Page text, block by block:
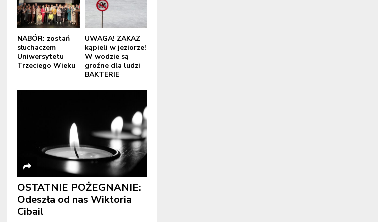
NABÓR: zostań
słuchaczem
Uniwersytetu
Trzeciego Wieku
UWAGA! ZAKAZ
kąpieli w jeziorze!
W wodzie są
groźne dla ludzi
BAKTERIE
OSTATNIE POŻEGNANIE:
Odeszła od nas Wiktoria
Cibail